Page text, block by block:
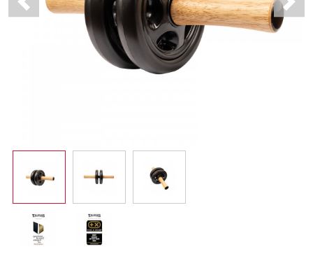
Previous Next